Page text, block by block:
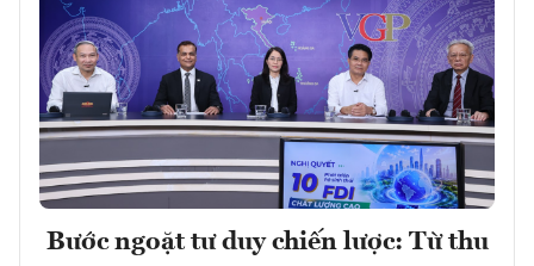
Bước ngoặt tư duy chiến lược: Từ thu